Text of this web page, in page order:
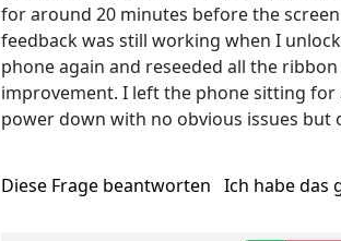
for around 20 minutes before the
feedback was still working when I
phone again and reseeded all the
improvement. I left the phone sitting
power down with no obvious issues but
Diese Frage beantworten Ich habe das